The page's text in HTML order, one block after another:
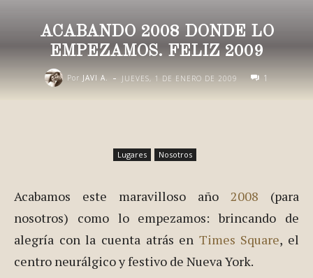
ACABANDO 2008 DONDE LO
EMPEZAMOS. FELIZ 2009
Por JAVI A. - JUEVES, 1 DE ENERO DE 2009 1
Lugares Nosotros
Acabamos este maravilloso año 2008 (para
nosotros) como lo empezamos: brincando de
alegría con la cuenta atrás en Times Square, el
centro neurálgico y festivo de Nueva York.